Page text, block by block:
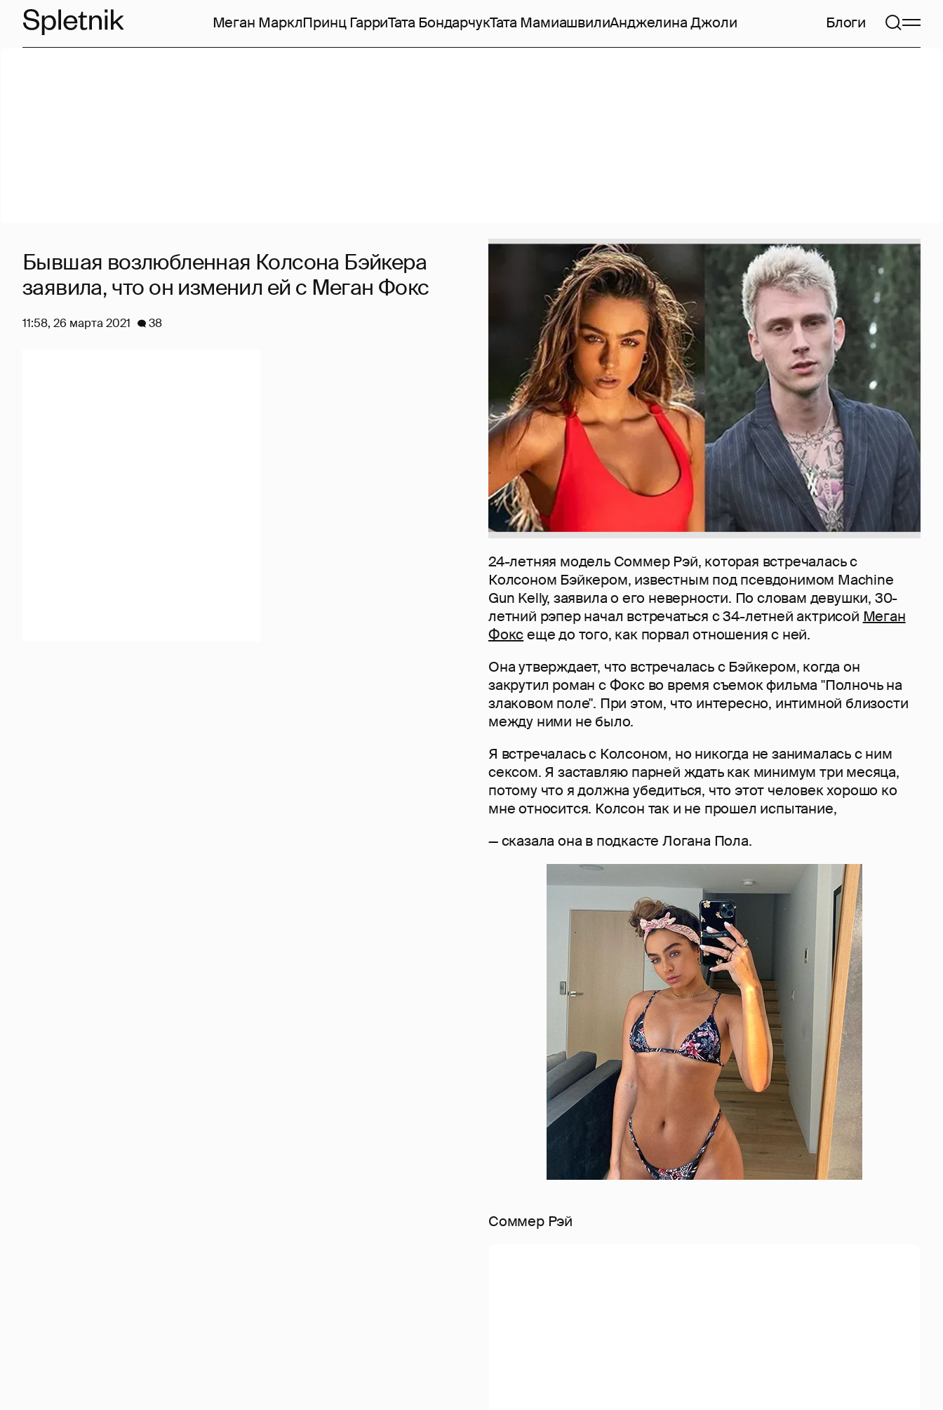
Меган МарклПринц ГарриТата БондарчукТата МамиашвилиАнджелина Джоли Блоги
24-летняя модель Соммер Рэй, которая встречалась с
Колсоном Бэйкером, известным под псевдонимом Machine
Gun Kelly, заявила о его неверности. По словам девушки, 30-
летний рэпер начал встречаться с 34-летней актрисой Меган
Фоксеще до того, как порвал отношения с ней.
Она утверждает, что встречалась с Бэйкером, когда он
закрутил роман с Фокс во время съемок фильма "Полночь на
злаковом поле". При этом, что интересно, интимной близости
между ними не было.
Я встречалась с Колсоном, но никогда не занималась с ним
сексом. Я заставляю парней ждать как минимум три месяца,
потому что я должна убедиться, что этот человек хорошо ко
мне относится. Колсон так и не прошел испытание,
— сказала она в подкасте Логана Пола.
Соммер Рэй
Бывшая возлюбленная Колсона Бэйкера
заявила, что он изменил ей с Меган Фокс
11:58, 26 марта 2021 38